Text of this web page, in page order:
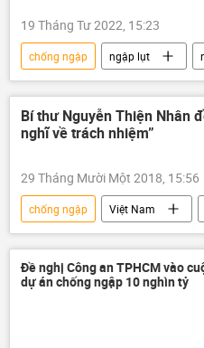
19 Tháng Tư 2022, 15:23
chống ngập ngập lụt
Thành phố Hồ Chí Minh
xây dựng
Bí thư Nguyễn Thiện Nhân
nghĩ về trách nhiệm”
29 Tháng Mười Một 2018, 15:56
chống ngập Việt Nam
Nguyễn Thiện Nhân
kẹt xe
Đề nghị Công an TPHCM vào
dự án chống ngập 10 nghìn tỷ